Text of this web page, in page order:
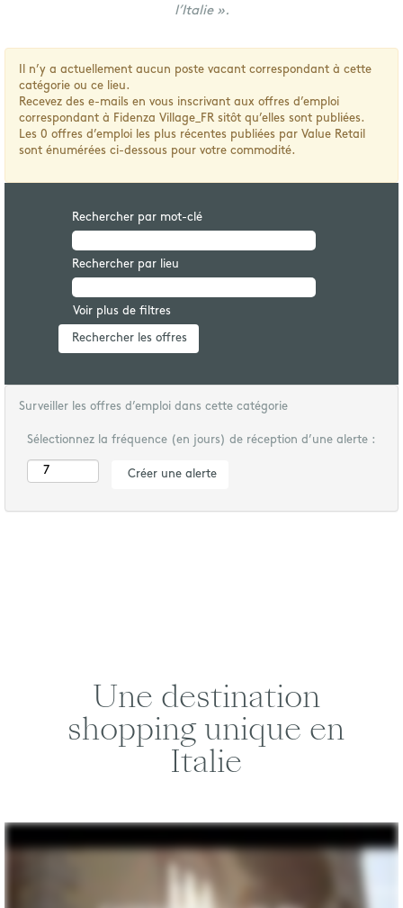
l’Italie ».
Il n’y a actuellement aucun poste vacant correspondant à cette
catégorie ou ce lieu.
Recevez des e-mails en vous inscrivant aux offres d’emploi
correspondant à Fidenza Village_FR sitôt qu’elles sont publiées.
Les 0 offres d’emploi les plus récentes publiées par Value Retail
sont énumérées ci-dessous pour votre commodité.
Rechercher par mot-clé
Rechercher par lieu
Voir plus de filtres
Surveiller les offres d’emploi dans cette catégorie
Sélectionnez la fréquence (en jours) de réception d’une alerte :
Une destination
shopping unique en
Italie